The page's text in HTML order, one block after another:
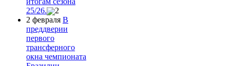
25/26.
2
2 февраля В
преддверии
первого
трансферного
окна чемпионата